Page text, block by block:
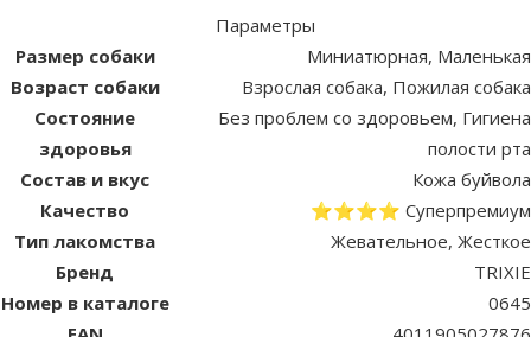
Параметры
Размер собаки
Миниатюрная, Маленькая
Возраст собаки
Взрослая собака, Пожилая собака
Состояние
здоровья
Без проблем со здоровьем, Гигиена
полости рта
Состав и вкус
Кожа буйвола
Качество
⭐⭐⭐⭐ Суперпремиум
Тип лакомства
Жевательное, Жесткое
Бренд
TRIXIE
Номер в каталоге
0645